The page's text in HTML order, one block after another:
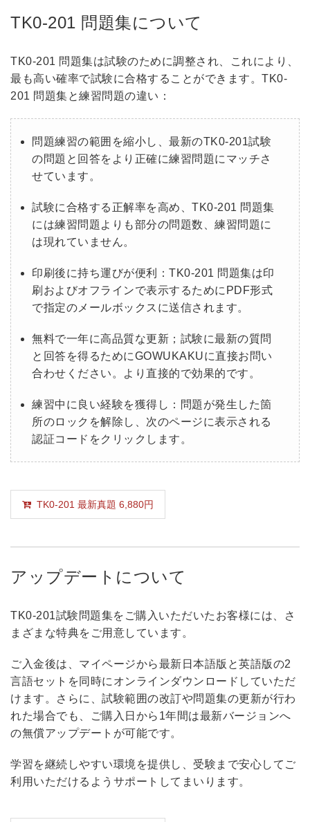
TK0-201 問題集について
TK0-201 問題集は試験のために調整され、これにより、
最も高い確率で試験に合格することができます。TK0-
201 問題集と練習問題の違い：
問題練習の範囲を縮小し、最新のTK0-201試験
の問題と回答をより正確に練習問題にマッチさ
せています。
試験に合格する正解率を高め、TK0-201 問題集
には練習問題よりも部分の問題数、練習問題に
は現れていません。
印刷後に持ち運びが便利：TK0-201 問題集は印
刷およびオフラインで表示するためにPDF形式
で指定のメールボックスに送信されます。
無料で一年に高品質な更新；試験に最新の質問
と回答を得るためにGOWUKAKUに直接お問い
合わせください。より直接的で効果的です。
練習中に良い経験を獲得し：問題が発生した箇
所のロックを解除し、次のページに表示される
認証コードをクリックします。
TK0-201 最新真題 6,880円
アップデートについて
TK0-201試験問題集をご購入いただいたお客様には、さ
まざまな特典をご用意しています。
ご入金後は、マイページから最新日本語版と英語版の2
言語セットを同時にオンラインダウンロードしていただ
けます。さらに、試験範囲の改訂や問題集の更新が行わ
れた場合でも、ご購入日から1年間は最新バージョンへ
の無償アップデートが可能です。
学習を継続しやすい環境を提供し、受験まで安心してご
利用いただけるようサポートしてまいります。